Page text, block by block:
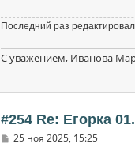
Последний раз
С уважением, Иванова
#254 Re: Егорка
С
25 ноя 2025, 15:25